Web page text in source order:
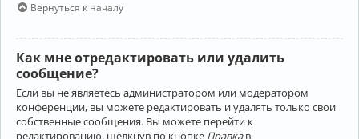
Вернуться к началу
Как мне отредактировать или удалить
сообщение?
Если вы не являетесь администратором или модератором
конференции, вы можете редактировать и удалять только свои
собственные сообщения. Вы можете перейти к
редактированию, щёлкнув по кнопке Правкав